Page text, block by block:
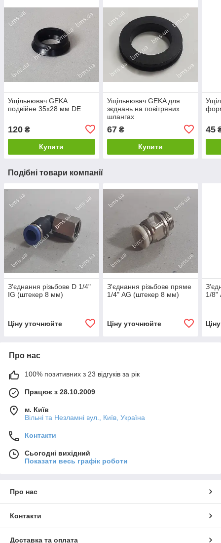
Ущільнювач GEKA
подвійне 35х28 мм DE
120 ₴
Купити
Ущільнювач GEKA для
зєднань на повітряних
шлангах
67₴
Купити
45
Подібні товари компанії
З'єднання різьбове D 1/4"
IG (штекер 8 мм)
Ціну уточнюйте
З'єднання різьбове пряме
1/4" AG (штекер 8 мм)
Ціну уточнюйте
1/8"
Про нас
100% позитивних з 23 відгуків за рік
Працює з 28.10.2009
м. Київ
Вільні та Незламні вул., Київ, Україна
Контакти
Сьогодні вихідний
Показати весь графік роботи
Про нас
Контакти
Доставка та оплата